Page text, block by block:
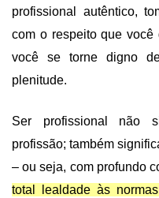
profissional autêntico,
com o respeito que
você se torne digno
plenitude.
Ser profissional não
profissão; também
– ou seja, com profundo
total lealdade às